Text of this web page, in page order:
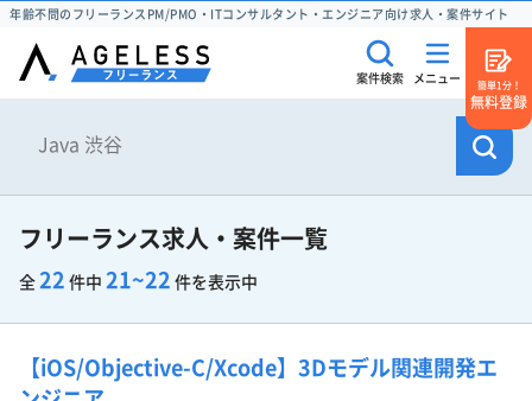
年齢不問のフリーランスPM/PMO・ITコンサルタント・エンジニア向け求人・案件サイト
案件検索 メニュー
簡単1分！
無料登録
フリーランス求人・案件一覧
全 22 件中 21~22 件を表示中
【iOS/Objective-C/Xcode】3Dモデル関連開発エ